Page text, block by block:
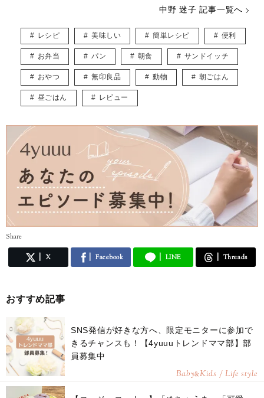
ラを弾いたり、ゲームにハマったり大忙し。
るリップクリームを買い、推しのダンスを完コピしたりと、推しへの愛
がとまりません。
中野 迷子 記事一覧へ
レシピ 美味しい 簡単レシピ 便利
お弁当 パン 朝食 サンドイッチ
おやつ 無印良品 動物 朝ごはん
昼ごはん レビュー
Share
X Facebook LINE Threads
おすすめ記事
SNS発信が好きな方へ、限定モニターに参加で
きるチャンスも！【4yuuuトレンドママ部】部
員募集中
Baby&Kids / Life style